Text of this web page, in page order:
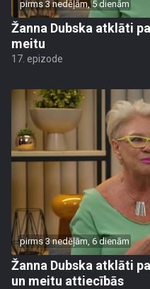
pirms 3 nedēļām, 5 dienām
Žanna Dubska atklāti
meitu
17. epizode
pirms 3 nedēļām, 6 dienām
Žanna Dubska atklāti
un meitu attiecībās